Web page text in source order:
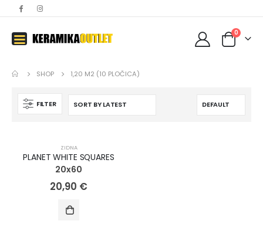
0
SHOP 1,20 M2 (10 PLOČICA)
FILTER
ZIDNA
PLANET WHITE SQUARES
20x60
20,90 €